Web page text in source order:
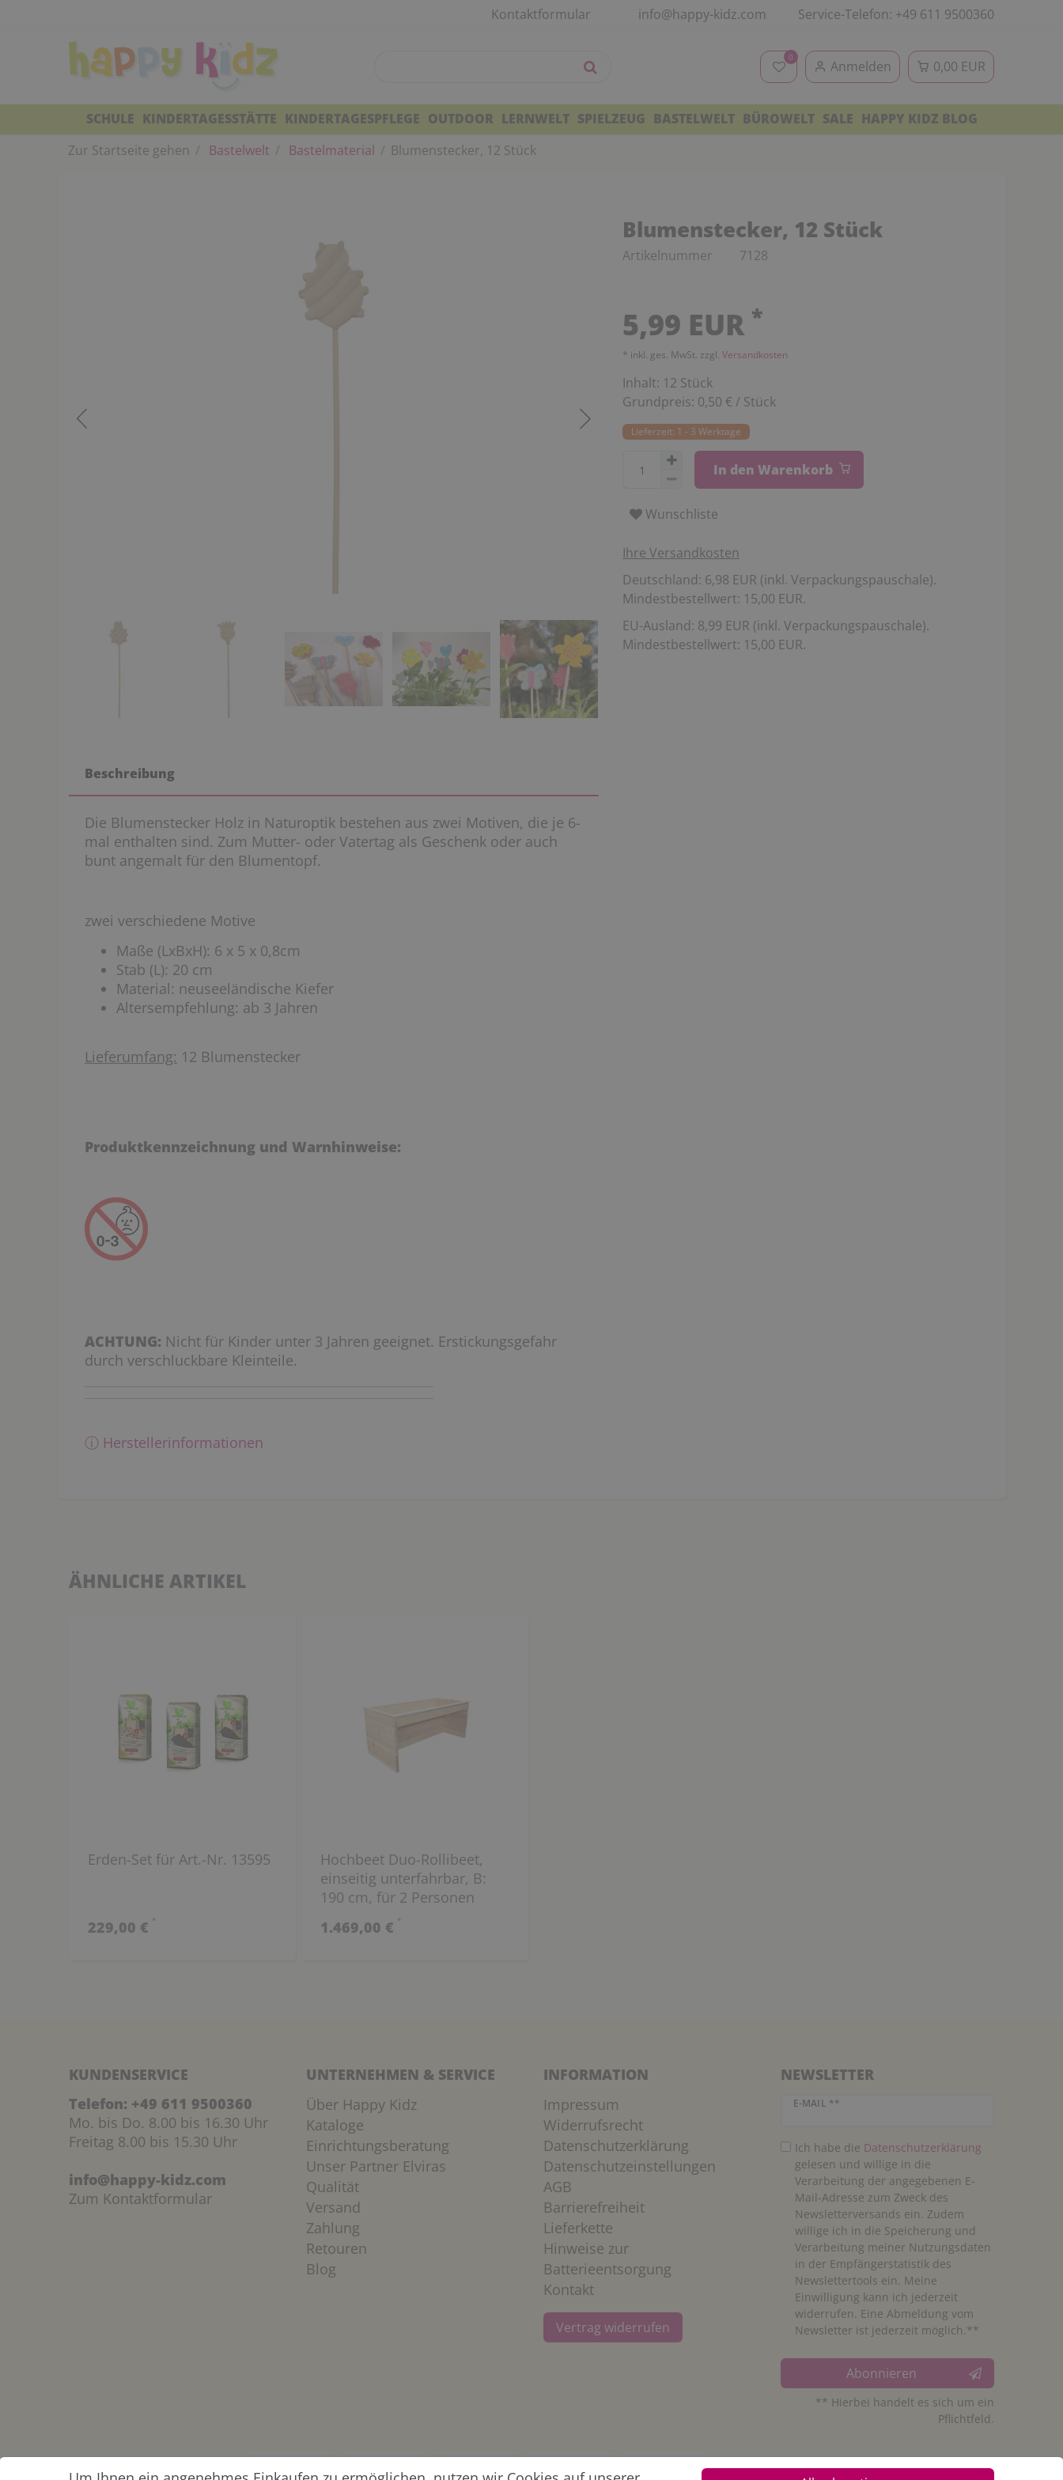
Kontaktformular info@happy-kidz.com Service-Telefon: +49 611 9500360
0
Anmelden 0,00 EUR
SCHULE KINDERTAGESSTÄTTE KINDERTAGESPFLEGE OUTDOOR LERNWELT SPIELZEUG BASTELWELT BÜROWELT SALE HAPPY KIDZ BLOG
Zur Startseite gehen
Bastelwelt Bastelmaterial Blumenstecker, 12 Stück
Blumenstecker, 12 Stück
Artikelnummer 7128
5,99 EUR *
* inkl. ges. MwSt. zzgl. Versandkosten
Inhalt: 12 Stück
Grundpreis: 0,50 € / Stück
Lieferzeit: 1 - 3 Werktage
In den Warenkorb
Wunschliste
Ihre Versandkosten
Deutschland: 6,98 EUR (inkl. Verpackungspauschale).
Mindestbestellwert: 15,00 EUR.
EU-Ausland: 8,99 EUR (inkl. Verpackungspauschale).
Mindestbestellwert: 15,00 EUR.
Beschreibung
Die Blumenstecker Holz in Naturoptik bestehen aus zwei Motiven, die je 6-
mal enthalten sind. Zum Mutter- oder Vatertag als Geschenk oder auch
bunt angemalt für den Blumentopf.
zwei verschiedene Motive
Maße (LxBxH): 6 x 5 x 0,8cm
Stab (L): 20 cm
Material: neuseeländische Kiefer
Altersempfehlung: ab 3 Jahren
Lieferumfang: 12 Blumenstecker
Produktkennzeichnung und Warnhinweise:
ACHTUNG: Nicht für Kinder unter 3 Jahren geeignet. Erstickungsgefahr
durch verschluckbare Kleinteile.
ⓘ Herstellerinformationen
ÄHNLICHE ARTIKEL
Erden-Set für Art.-Nr. 13595
229,00 € *
Hochbeet Duo-Rollibeet,
einseitig unterfahrbar, B:
190 cm, für 2 Personen
1.469,00 € *
KUNDENSERVICE
Telefon: +49 611 9500360
Mo. bis Do. 8.00 bis 16.30 Uhr
Freitag 8.00 bis 15.30 Uhr
info@happy-kidz.com
Zum Kontaktformular
UNTERNEHMEN & SERVICE
Über Happy Kidz
Kataloge
Einrichtungsberatung
Unser Partner Elviras
Qualität
Versand
Zahlung
Retouren
Blog
INFORMATION
Impressum
Widerrufsrecht
Datenschutzerklärung
Datenschutzeinstellungen
AGB
Barrierefreiheit
Lieferkette
Hinweise zur
Batterieentsorgung
Kontakt
Vertrag widerrufen
NEWSLETTER
E-MAIL **
Newsletter Honig
Ich habe die Daten­schutz­erklärung
gelesen und willige in die
Verarbeitung der angegebenen E-
Mail-Adresse zum Zweck des
Newsletterversands ein. Zudem
willige ich in die Speicherung und
Verarbeitung meiner Nutzungsdaten
in der Empfängerstatistik des
Newslettertools ein. Meine
Einwilligung kann ich jederzeit
widerrufen. Eine Abmeldung vom
Newsletter ist jederzeit möglich.**
Abonnieren
** Hierbei handelt es sich um ein
Pflichtfeld.